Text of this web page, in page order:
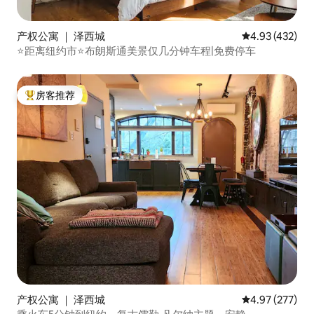
产权公寓 ｜ 泽西城 平均评分 4.93
4.93 (432)
⭐距离纽约市⭐布朗斯通美景仅几分钟车程|免费停车
热门「房客推荐」
房客推荐
产权公寓 ｜ 泽西城 平均评分 4.97
4.97 (277)